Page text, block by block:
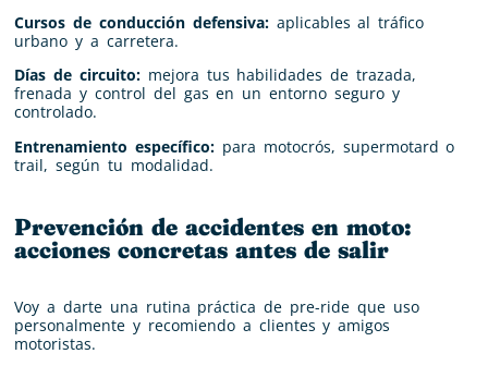
Cursos de conducción defensiva:aplicables al tráfico
urbano y a carretera.
Días de circuito:mejora tus habilidades de trazada,
frenada y control del gas en un entorno seguro y
controlado.
Entrenamiento específico:para motocrós, supermotard o
trail, según tu modalidad.
Prevención de accidentes en moto:
acciones concretas antes de salir
Voy a darte una rutina práctica de pre-ride que uso
personalmente y recomiendo a clientes y amigos
motoristas.